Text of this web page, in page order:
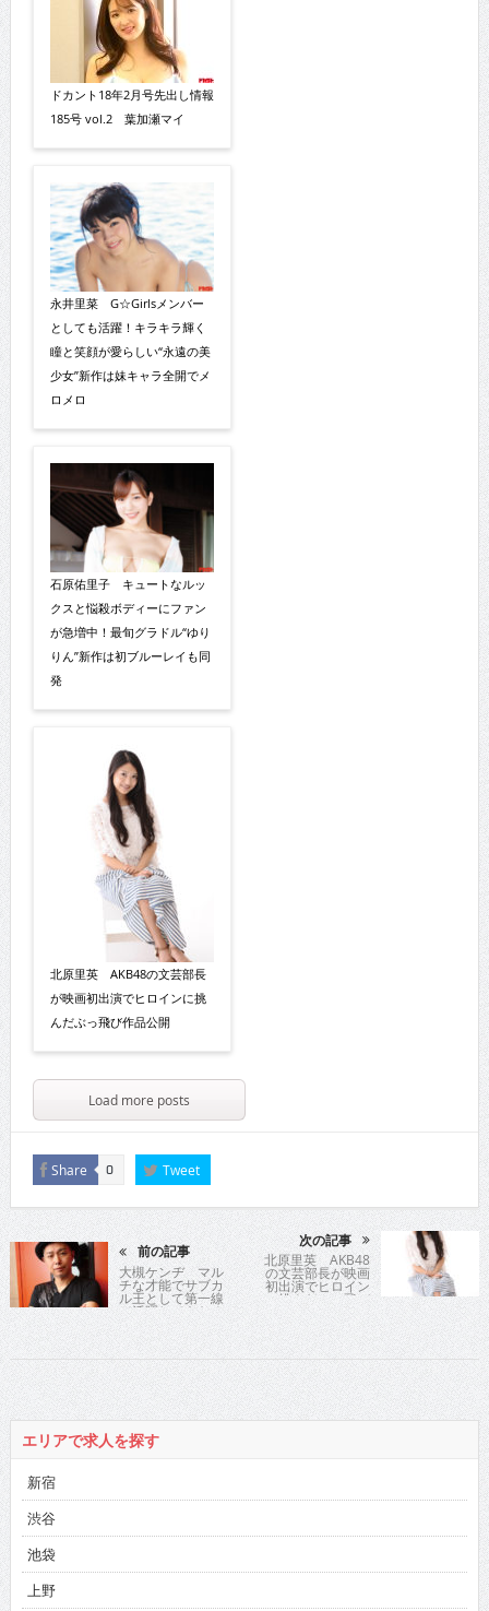
ドカント18年2月号先出し情報
185号 vol.2 葉加瀬マイ
永井里菜 G☆Girlsメンバー
としても活躍！キラキラ輝く
瞳と笑顔が愛らしい“永遠の美
少女”新作は妹キャラ全開でメ
ロメロ
石原佑里子 キュートなルッ
クスと悩殺ボディーにファン
が急増中！最旬グラドル“ゆり
りん”新作は初ブルーレイも同
発
北原里英 AKB48の文芸部長
が映画初出演でヒロインに挑
んだぶっ飛び作品公開
Load more posts
Share 0 Tweet
前の記事
大槻ケンヂ マル
チな才能でサブカ
ル王として第一線
で活躍してきたオ
ーケンが語る「こ
れが男の生きる
道」
次の記事
北原里英 AKB48
の文芸部長が映画
初出演でヒロイン
に挑んだぶっ飛び
作品公開
エリアで求人を探す
新宿
渋谷
池袋
上野